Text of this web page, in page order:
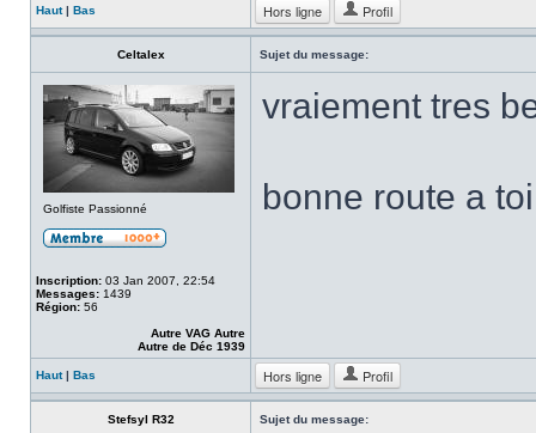
Haut| Bas Hors ligne Profil
Celtalex Sujet du message:
Golfiste Passionné
Inscription: 03 Jan 2007, 22:54
Messages: 1439
Région: 56
Autre VAG Autre
Autre de Déc 1939
vraiement tres
bonne route a
Haut| Bas Hors ligne Profil
Stefsyl R32 Sujet du message: